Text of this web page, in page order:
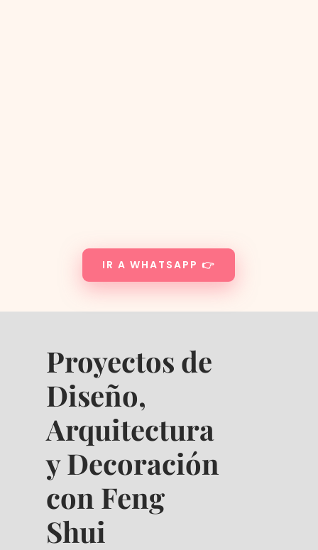
IR A WHATSAPP 👉
Proyectos de
Diseño,
Arquitectura
y Decoración
con Feng
Shui